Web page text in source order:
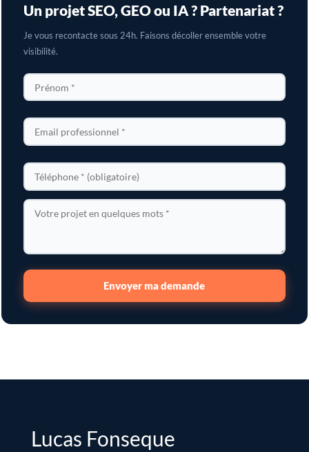
Un projet SEO, GEO ou IA ? Partenariat ?
Je vous recontacte sous 24h. Faisons décoller ensemble votre
visibilité.
Envoyer ma demande
Lucas Fonseque